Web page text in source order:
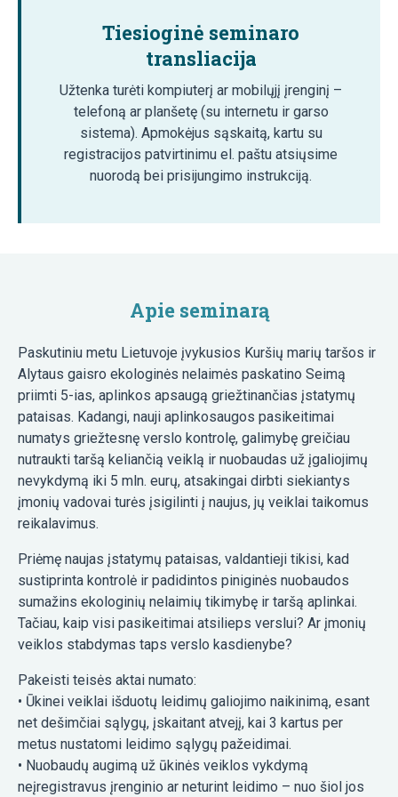
Tiesioginė seminaro
transliacija
Užtenka turėti kompiuterį ar mobilųjį įrenginį –
telefoną ar planšetę (su internetu ir garso
sistema). Apmokėjus sąskaitą, kartu su
registracijos patvirtinimu el. paštu atsiųsime
nuorodą bei prisijungimo instrukciją.
Apie seminarą
Paskutiniu metu Lietuvoje įvykusios Kuršių marių taršos ir
Alytaus gaisro ekologinės nelaimės paskatino Seimą
priimti 5-ias, aplinkos apsaugą griežtinančias įstatymų
pataisas. Kadangi, nauji aplinkosaugos pasikeitimai
numatys griežtesnę verslo kontrolę, galimybę greičiau
nutraukti taršą keliančią veiklą ir nuobaudas už įgaliojimų
nevykdymą iki 5 mln. eurų, atsakingai dirbti siekiantys
įmonių vadovai turės įsigilinti į naujus, jų veiklai taikomus
reikalavimus.
Priėmę naujas įstatymų pataisas, valdantieji tikisi, kad
sustiprinta kontrolė ir padidintos piniginės nuobaudos
sumažins ekologinių nelaimių tikimybę ir taršą aplinkai.
Tačiau, kaip visi pasikeitimai atsilieps verslui? Ar įmonių
veiklos stabdymas taps verslo kasdienybe?
Pakeisti teisės aktai numato:
• Ūkinei veiklai išduotų leidimų galiojimo naikinimą, esant
net dešimčiai sąlygų, įskaitant atvejį, kai 3 kartus per
metus nustatomi leidimo sąlygų pažeidimai.
• Nuobaudų augimą už ūkinės veiklos vykdymą
neįregistravus įrenginio ar neturint leidimo – nuo šiol jos